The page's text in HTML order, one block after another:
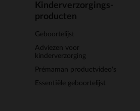
Kinderverzorgings-
producten
Geboortelijst
Adviezen voor
kinderverzorging
Prémaman productvideo's
Essentiële geboortelijst